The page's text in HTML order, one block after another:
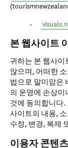
본 웹사이트
귀하는 본 웹사이
않으며, 어떠한
법으로 말미암은
의 운영에 손상이
것에 동의합니다.
사이트의 내용,
수정, 변경, 복제
이용자 콘텐츠